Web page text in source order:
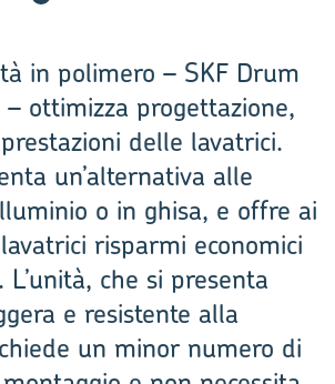
in polimero – SKF Drum
ottimizza progettazione,
delle lavatrici.
un’alternativa alle
o in ghisa, e offre ai
risparmi economici
che si presenta
e resistente alla
un minor numero di